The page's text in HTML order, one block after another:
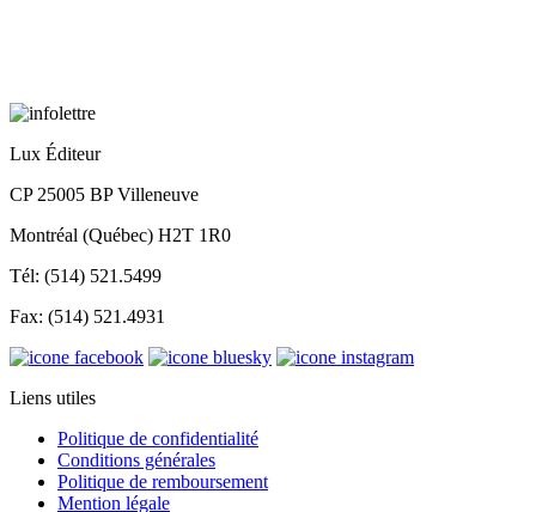
Lux Éditeur
CP 25005 BP Villeneuve
Montréal (Québec) H2T 1R0
Tél: (514) 521.5499
Fax: (514) 521.4931
Liens utiles
Politique de confidentialité
Conditions générales
Politique de remboursement
Mention légale